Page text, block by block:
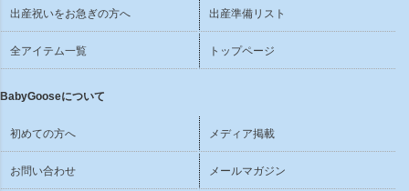
出産祝いをお急ぎの方へ 出産準備リスト
全アイテム一覧 トップページ
BabyGooseについて
初めての方へ メディア掲載
お問い合わせ メールマガジン